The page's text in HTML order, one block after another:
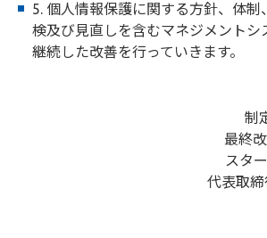
5. 個人情報保護に関する方針、体制
検及び見直しを含むマネジメントシ
継続した改善を行っていきます。
制
最終
スタ
代表取